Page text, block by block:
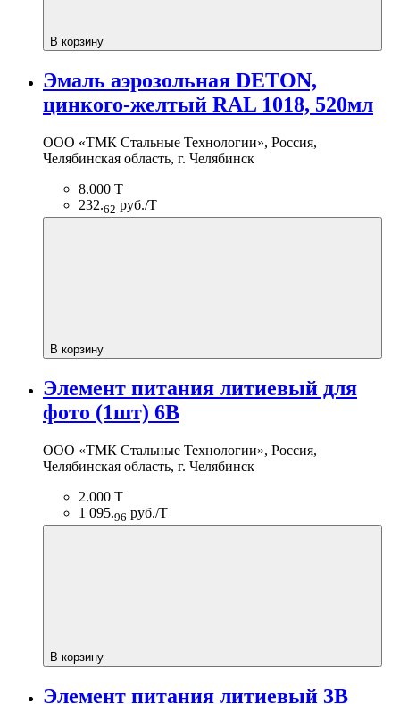
В корзину
Эмаль аэрозольная DETON,
цинкого-желтый RAL 1018, 520мл
ООО «ТМК Стальные Технологии», Россия,
Челябинская область, г. Челябинск
8.000 Т
232.62 руб./Т
В корзину
Элемент питания литиевый для
фото (1шт) 6В
ООО «ТМК Стальные Технологии», Россия,
Челябинская область, г. Челябинск
2.000 Т
1 095.96 руб./Т
В корзину
Элемент питания литиевый 3В